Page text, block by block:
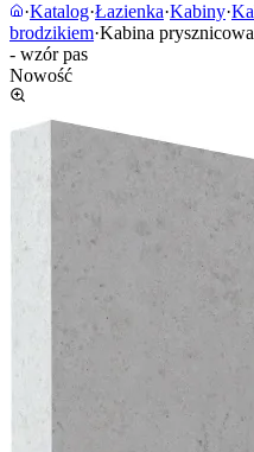
·Katalog·Łazienka·Kabiny·
brodzikiem·Kabina
- wzór pas
Nowość